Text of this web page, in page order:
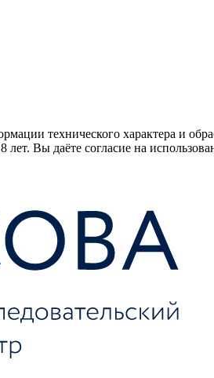
технического характера и
Вы даёте согласие на